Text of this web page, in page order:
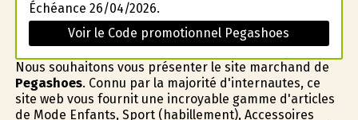
Échéance 26/04/2026.
Voir le Code promotionnel Pegashoes
Nous souhaitons vous présenter le site marchand de
Pegashoes. Connu par la majorité d'internautes, ce
site web vous fournit une incroyable gamme d'articles
de Mode Enfants, Sport (habillement), Accessoires